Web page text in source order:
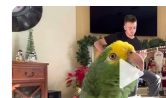
8 Movies Based On Real Stories
Shivers
BRAINBERRIES
Top 9 Most Controversial 'Late